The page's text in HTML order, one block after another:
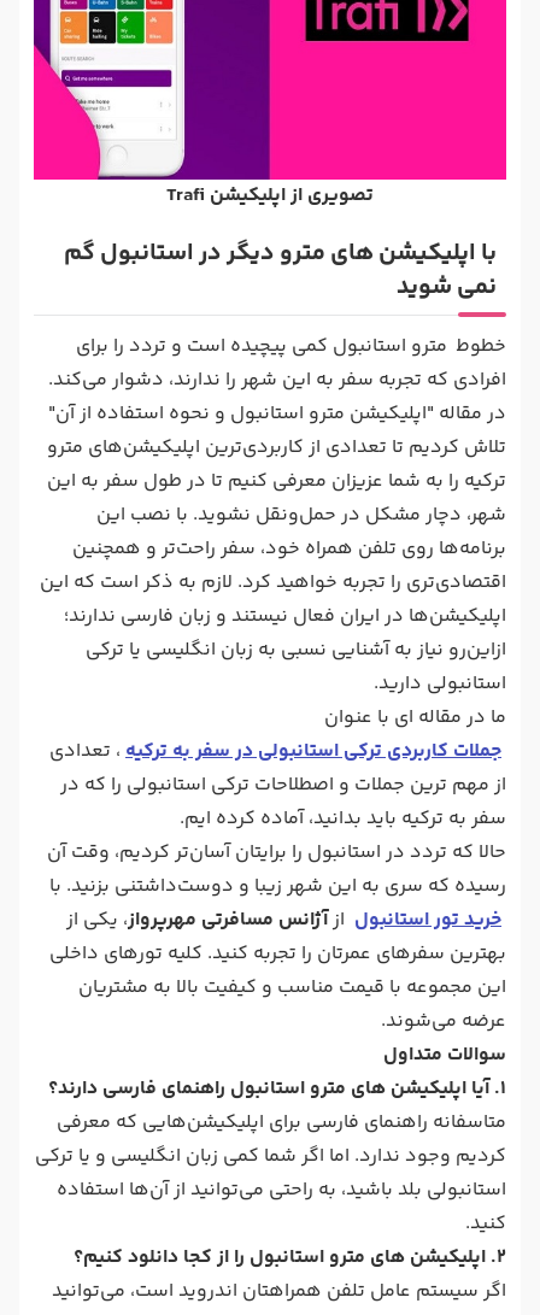
تصویری از اپلیکیشن Trafi
با اپلیکیشن‌ های مترو دیگر در استانبول گم
نمی شوید
خطوط مترو استانبول کمی پیچیده است و تردد را برای
افرادی که تجربه سفر به این شهر را ندارند، دشوار می‌کند.
در مقاله "اپلیکیشن مترو استانبول و نحوه استفاده از آن"
تلاش کردیم تا تعدادی از کاربردی‌ترین اپلیکیشن‌های مترو
ترکیه را به شما عزیزان معرفی کنیم تا در طول سفر به این
شهر، دچار مشکل در حمل‌ونقل نشوید. با نصب این
برنامه‌ها روی تلفن همراه خود، سفر راحت‌تر و همچنین
اقتصادی‌تری را تجربه خواهید کرد. لازم به ذکر است که این
اپلیکیشن‌ها در ایران فعال نیستند و زبان فارسی ندارند؛
ازاین‌رو نیاز به آشنایی نسبی به زبان انگلیسی یا ترکی
استانبولی دارید.
ما در مقاله ای با عنوان
جملات کاربردی ترکی استانبولی در سفر به ترکیه ، تعدادی
از مهم ترین جملات و اصطلاحات ترکی استانبولی را که در
سفر به ترکیه باید بدانید، آماده کرده ایم.
حالا که تردد در استانبول را برایتان آسان‌تر کردیم، وقت آن
رسیده که سری به این شهر زیبا و دوست‌داشتنی بزنید. با
خرید تور استانبول ازآژانس مسافرتی مهرپرواز، یکی از
بهترین سفرهای عمرتان را تجربه کنید. کلیه تورهای داخلی
این مجموعه با قیمت مناسب و کیفیت بالا به مشتریان
عرضه می‌شوند.
سوالات متداول
1. آیا اپلیکیشن‌ های مترو استانبول راهنمای فارسی دارند؟
متاسفانه راهنمای فارسی برای اپلیکیشن‌هایی که معرفی
کردیم وجود ندارد. اما اگر شما کمی زبان انگلیسی و یا ترکی
استانبولی بلد باشید، به راحتی می‌توانید از آن‌ها استفاده
کنید.
2. اپلیکیشن های مترو استانبول را از کجا دانلود کنیم؟
اگر سیستم عامل تلفن همراهتان اندروید است، می‌توانید